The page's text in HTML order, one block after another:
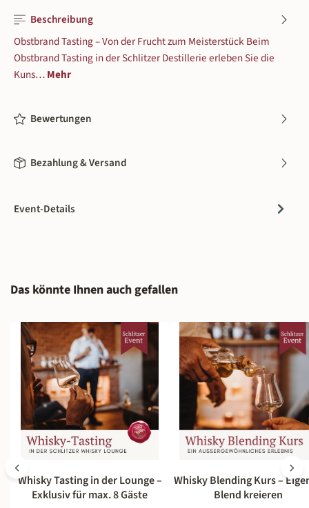
Beschreibung
Obstbrand Tasting – Von der Frucht zum Meisterstück Beim
Obstbrand Tasting in der Schlitzer Destillerie erleben Sie die
Kuns…Mehr
Bewertungen
Bezahlung & Versand
Event-Details
Produktgalerie überspringen
Das könnte Ihnen auch gefallen
Whisky Tasting in der Lounge –
Exklusiv für max. 8 Gäste
Whisky Blending Kurs –
Blend kreieren